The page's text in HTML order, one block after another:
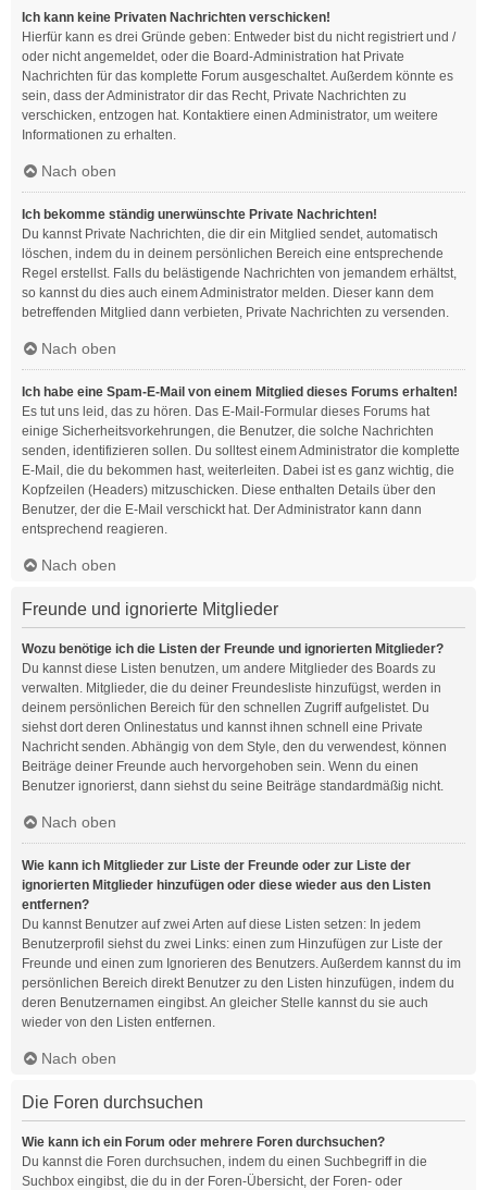
Ich kann keine Privaten Nachrichten verschicken!
Hierfür kann es drei Gründe geben: Entweder bist du nicht registriert und /
oder nicht angemeldet, oder die Board-Administration hat Private
Nachrichten für das komplette Forum ausgeschaltet. Außerdem könnte es
sein, dass der Administrator dir das Recht, Private Nachrichten zu
verschicken, entzogen hat. Kontaktiere einen Administrator, um weitere
Informationen zu erhalten.
Nach oben
Ich bekomme ständig unerwünschte Private Nachrichten!
Du kannst Private Nachrichten, die dir ein Mitglied sendet, automatisch
löschen, indem du in deinem persönlichen Bereich eine entsprechende
Regel erstellst. Falls du belästigende Nachrichten von jemandem erhältst,
so kannst du dies auch einem Administrator melden. Dieser kann dem
betreffenden Mitglied dann verbieten, Private Nachrichten zu versenden.
Nach oben
Ich habe eine Spam-E-Mail von einem Mitglied dieses Forums erhalten!
Es tut uns leid, das zu hören. Das E-Mail-Formular dieses Forums hat
einige Sicherheitsvorkehrungen, die Benutzer, die solche Nachrichten
senden, identifizieren sollen. Du solltest einem Administrator die komplette
E-Mail, die du bekommen hast, weiterleiten. Dabei ist es ganz wichtig, die
Kopfzeilen (Headers) mitzuschicken. Diese enthalten Details über den
Benutzer, der die E-Mail verschickt hat. Der Administrator kann dann
entsprechend reagieren.
Nach oben
Freunde und ignorierte Mitglieder
Wozu benötige ich die Listen der Freunde und ignorierten Mitglieder?
Du kannst diese Listen benutzen, um andere Mitglieder des Boards zu
verwalten. Mitglieder, die du deiner Freundesliste hinzufügst, werden in
deinem persönlichen Bereich für den schnellen Zugriff aufgelistet. Du
siehst dort deren Onlinestatus und kannst ihnen schnell eine Private
Nachricht senden. Abhängig von dem Style, den du verwendest, können
Beiträge deiner Freunde auch hervorgehoben sein. Wenn du einen
Benutzer ignorierst, dann siehst du seine Beiträge standardmäßig nicht.
Nach oben
Wie kann ich Mitglieder zur Liste der Freunde oder zur Liste der
ignorierten Mitglieder hinzufügen oder diese wieder aus den Listen
entfernen?
Du kannst Benutzer auf zwei Arten auf diese Listen setzen: In jedem
Benutzerprofil siehst du zwei Links: einen zum Hinzufügen zur Liste der
Freunde und einen zum Ignorieren des Benutzers. Außerdem kannst du im
persönlichen Bereich direkt Benutzer zu den Listen hinzufügen, indem du
deren Benutzernamen eingibst. An gleicher Stelle kannst du sie auch
wieder von den Listen entfernen.
Nach oben
Die Foren durchsuchen
Wie kann ich ein Forum oder mehrere Foren durchsuchen?
Du kannst die Foren durchsuchen, indem du einen Suchbegriff in die
Suchbox eingibst, die du in der Foren-Übersicht, der Foren- oder